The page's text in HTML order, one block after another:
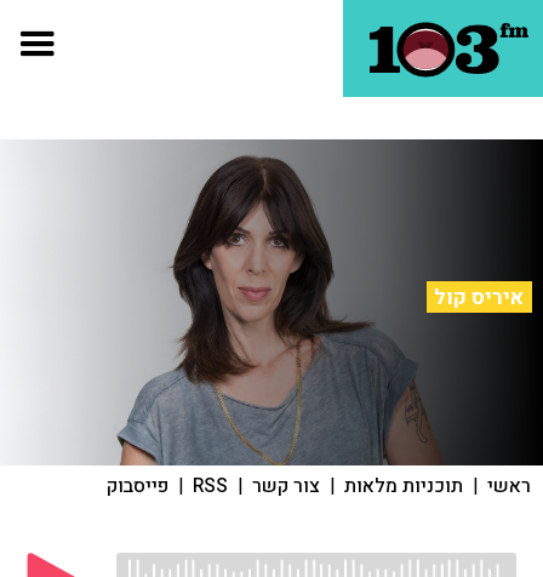
איריס קול
ראשי | תוכניות מלאות | צור קשר |
RSS
| פייסבוק